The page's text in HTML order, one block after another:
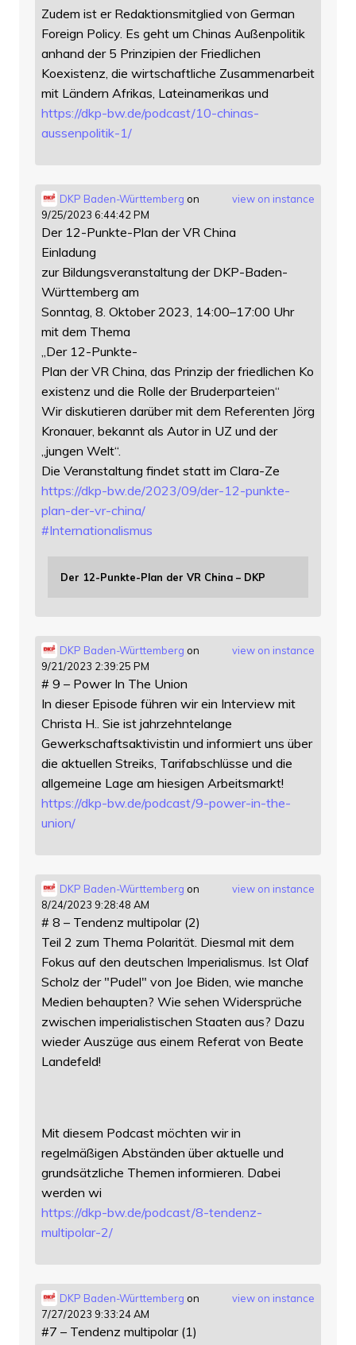
Zudem ist er Redaktionsmitglied von German
Foreign Policy. Es geht um Chinas Außenpolitik
anhand der 5 Prinzipien der Friedlichen
Koexistenz, die wirtschaftliche Zusammenarbeit
mit Ländern Afrikas, Lateinamerikas und
https://dkp-bw.de/podcast/10-chinas-
aussenpolitik-1/
view on instance
DKP Baden-Württemberg on
9/25/2023 6:44:42 PM
Der 12-Punkte-Plan der VR China
Einladung
zur Bildungsveranstaltung der DKP-Baden-
Württemberg am
Sonntag, 8. Oktober 2023, 14:00–17:00 Uhr
mit dem Thema
„Der 12-Punkte-
Plan der VR China, das Prinzip der friedlichen Ko
existenz und die Rolle der Bruderparteien“
Wir diskutieren darüber mit dem Referenten Jörg
Kronauer, bekannt als Autor in UZ und der
„jungen Welt“.
Die Veranstaltung findet statt im Clara-Ze
https://dkp-bw.de/2023/09/der-12-punkte-
plan-der-vr-china/
#Internationalismus
Der 12-Punkte-Plan der VR China – DKP
view on instance
DKP Baden-Württemberg on
9/21/2023 2:39:25 PM
# 9 – Power In The Union
In dieser Episode führen wir ein Interview mit
Christa H.. Sie ist jahrzehntelange
Gewerkschaftsaktivistin und informiert uns über
die aktuellen Streiks, Tarifabschlüsse und die
allgemeine Lage am hiesigen Arbeitsmarkt!
https://dkp-bw.de/podcast/9-power-in-the-
union/
view on instance
DKP Baden-Württemberg on
8/24/2023 9:28:48 AM
# 8 – Tendenz multipolar (2)
Teil 2 zum Thema Polarität. Diesmal mit dem
Fokus auf den deutschen Imperialismus. Ist Olaf
Scholz der "Pudel" von Joe Biden, wie manche
Medien behaupten? Wie sehen Widersprüche
zwischen imperialistischen Staaten aus? Dazu
wieder Auszüge aus einem Referat von Beate
Landefeld!
Mit diesem Podcast möchten wir in
regelmäßigen Abständen über aktuelle und
grundsätzliche Themen informieren. Dabei
werden wi
https://dkp-bw.de/podcast/8-tendenz-
multipolar-2/
view on instance
DKP Baden-Württemberg on
7/27/2023 9:33:24 AM
#7 – Tendenz multipolar (1)